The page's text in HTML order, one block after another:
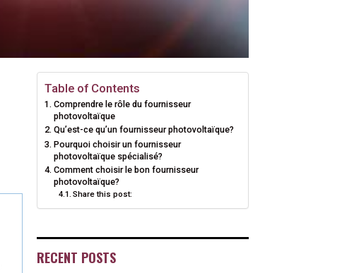
Table of Contents
Comprendre le rôle du fournisseur
photovoltaïque
Qu’est-ce qu’un fournisseur photovoltaïque?
Pourquoi choisir un fournisseur
photovoltaïque spécialisé?
Comment choisir le bon fournisseur
photovoltaïque?
Share this post:
RECENT POSTS